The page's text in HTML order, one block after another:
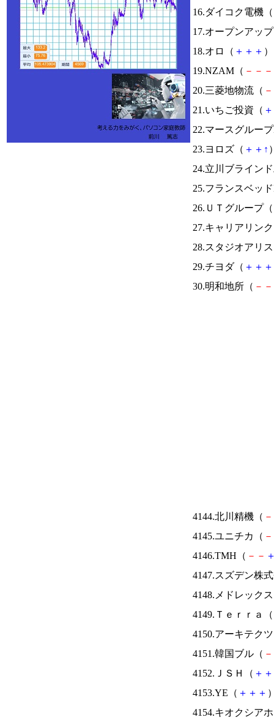
16.ダイコク電機（
17.オープンアッ
18.オロ（ ＋ ＋ ＋
19.NZAM（ － － －
20.三菱地物流（ －
21.いちご投資（ ＋
22.マースグルー
23.ヨロズ（ ＋ ＋ ↑
24.立川ブライン
25.フランスベッ
26.ＵＴグループ（
27.キャリアリン
28.スタジオアリ
29.チヨダ（ ＋ ＋ ＋
30.明和地所（ － －
4144.北川精機（ －
4145.ユニチカ（ －
4146.TMH（ － －
4147.スズデン株
4148.メドレック
4149.Ｔｅｒｒａ（
4150.アーキテク
4151.韓国ブル（ －
4152.ＪＳＨ（ ＋ ＋
4153.YE（ ＋ ＋ ＋
4154.キオクシア